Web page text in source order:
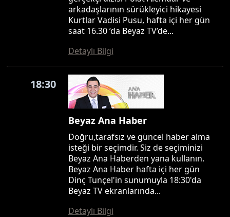
arkadaşlarının sürükleyici hikayesi
Kurtlar Vadisi Pusu, hafta içi her gün
saat 16.30 ’da Beyaz TV’de...
Detaylı Bilgi
18:30
Beyaz Ana Haber
Doğru,tarafsız ve güncel haber alma
isteği bir seçimdir. Siz de seçiminizi
Beyaz Ana Haberden yana kullanın.
Beyaz Ana Haber hafta içi her gün
Dinç Tunçel'in sunumuyla 18:30'da
Beyaz TV ekranlarında...
Detaylı Bilgi